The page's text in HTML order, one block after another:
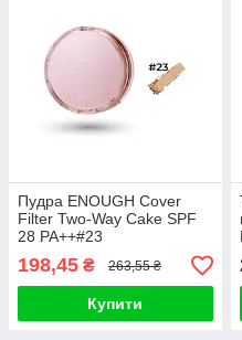
Пудра ENOUGH Cover
Filter Two-Way Cake SPF
28 PA++#23
198,45 ₴ 263,55 ₴
Купити